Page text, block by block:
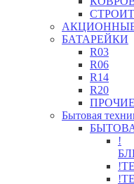
БАТАРЕЙКИ
R03
R06
R14
R20
ПРОЧИЕ
Бытовая
!